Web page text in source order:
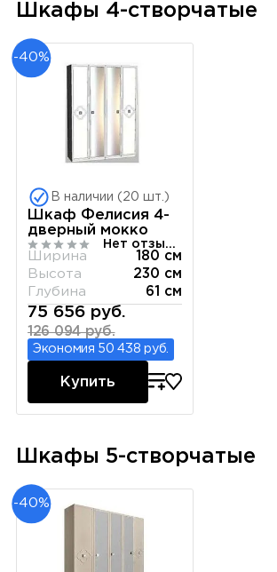
Шкафы 4-створчатые
-40%
В наличии (20 шт.)
Шкаф Фелисия 4-
дверный мокко
Нет отзывов
Ширина
180 см
Высота
230 см
Глубина
61 см
75 656 руб.
126 094 руб.
Экономия 50 438 руб.
Купить
Шкафы 5-створчатые
-40%